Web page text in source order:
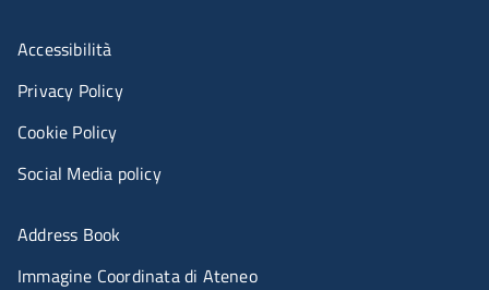
Menù riferimenti
Accessibilità
Privacy Policy
Cookie Policy
Social Media policy
Menu portale
Address Book
Immagine Coordinata di Ateneo